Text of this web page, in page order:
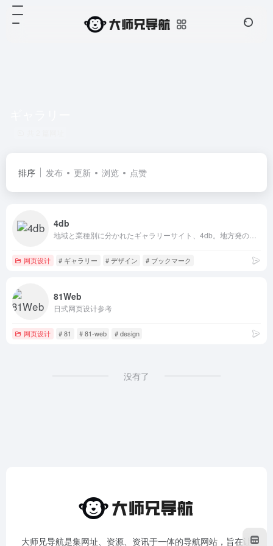
排序 发布 更新 浏览 点赞
4db
网页设计 # ギャラリー # デザイン # ブックマーク
81Web
日式网页设计参考
网页设计 # 81 # 81-web # design
没有了
大师兄导航是集网址、资源、资讯于一体的导航网站，旨在让